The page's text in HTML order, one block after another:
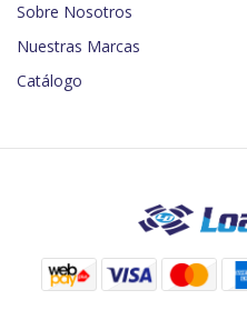
Sobre Nosotros
Nuestras Marcas
Catálogo